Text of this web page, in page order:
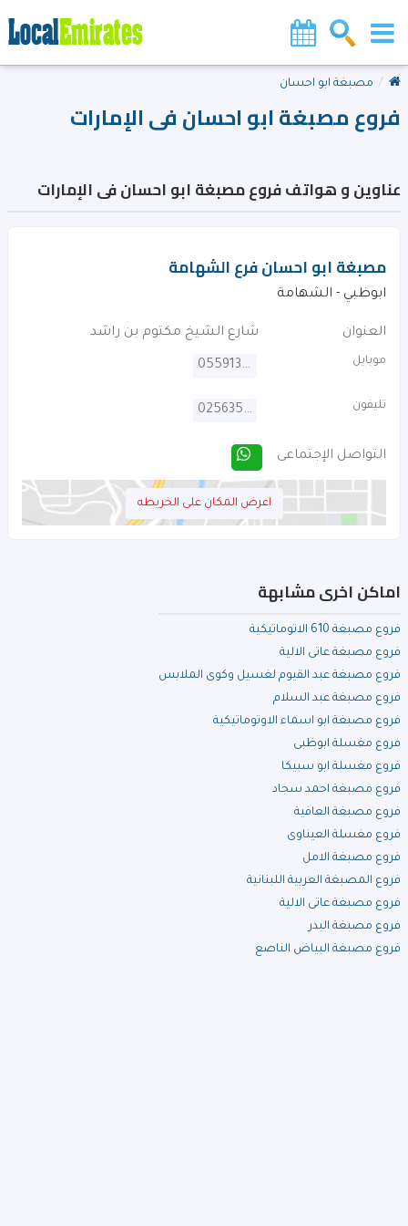
مصبغة ابو احسان
فروع مصبغة ابو احسان فى الإمارات
عناوين و هواتف فروع مصبغة ابو احسان فى الإمارات
مصبغة ابو احسان فرع الشهامة
ابوظبي - الشهامة
العنوان شارع الشيخ مكتوم بن راشد
موبايل 0559132173
تليفون 025635173
التواصل الإجتماعى
اعرض المكان على الخريطه
اماكن اخرى مشابهة
فروع مصبغة 610 الاتوماتيكية
فروع مصبغة عاتى الالية
فروع مصبغة عبد القيوم لغسيل وكوى الملابس
فروع مصبغة عبد السلام
فروع مصبغة ابو اسماء الاوتوماتيكية
فروع مغسلة ابوظبى
فروع مغسلة ابو سبيكا
فروع مصبغة احمد سجاد
فروع مصبغة العافية
فروع مغسلة العيناوى
فروع مصبغة الامل
فروع المصبغة العربية اللبنانية
فروع مصبغة عاتى الالية
فروع مصبغة البدر
فروع مصبغة البياض الناصع